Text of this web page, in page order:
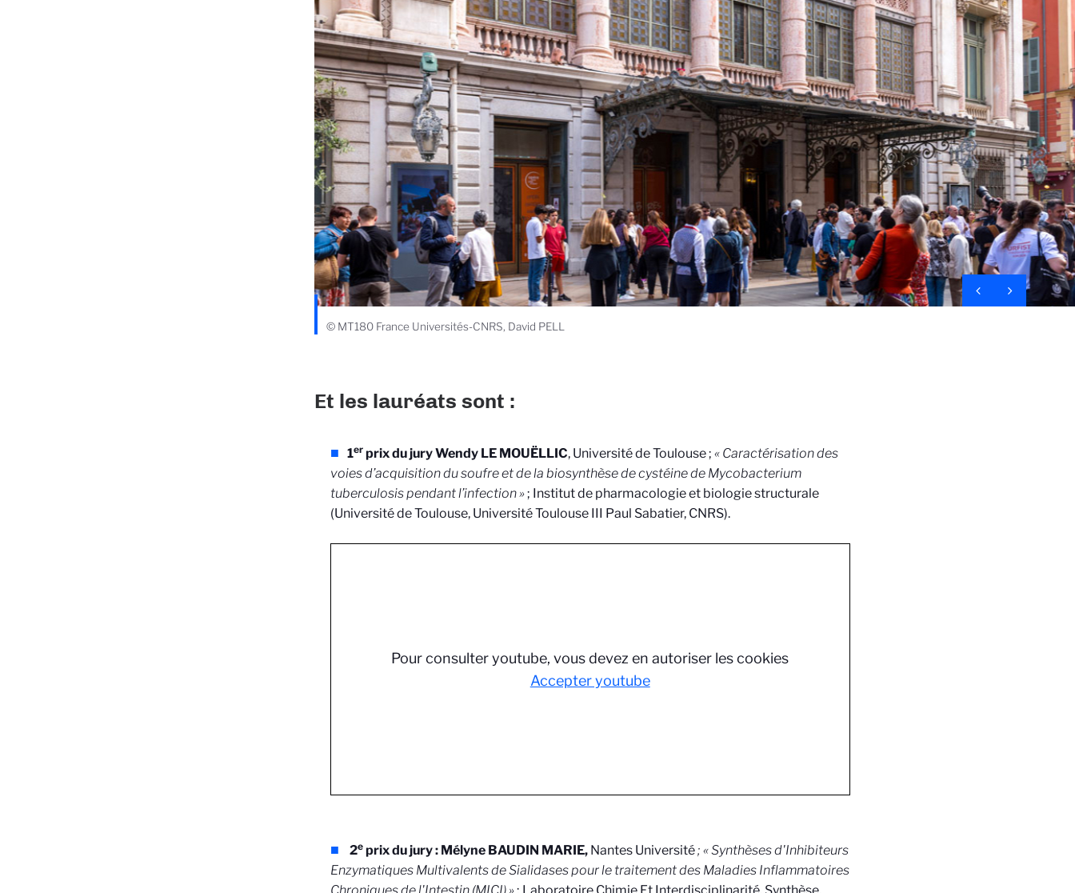
© MT180 France Universités-CNRS, David PELL
Et les lauréats sont :
1erprix du jury Wendy LE MOUËLLIC, Université de Toulouse ; « Caractérisation des
voies d’acquisition du soufre et de la biosynthèse de cystéine de Mycobacterium
tuberculosis pendant l’infection »; Institut de pharmacologie et biologie structurale
(Université de Toulouse, Université Toulouse III Paul Sabatier, CNRS).
Pour consulter youtube, vous devez en autoriser les cookies
Accepter youtube
2eprix du jury : Mélyne BAUDIN MARIE,Nantes Université; « Synthèses d'Inhibiteurs
Enzymatiques Multivalents de Sialidases pour le traitement des Maladies Inflammatoires